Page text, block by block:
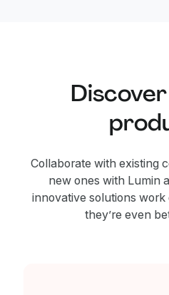
Discover
Collaborate with existing
new ones with Lumin
innovative solutions
they’re even